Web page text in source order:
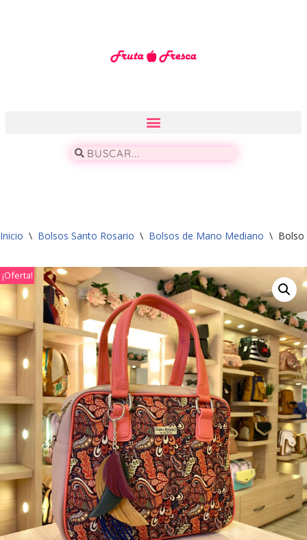
Inicio \ Bolsos Santo Rosario \ Bolsos de Mano Mediano \ Bolso
¡Oferta!